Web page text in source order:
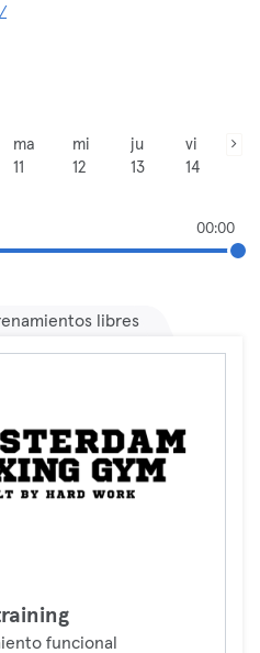
ma
11
mi
12
ju
13
vi
14
00:00
libres
funcional